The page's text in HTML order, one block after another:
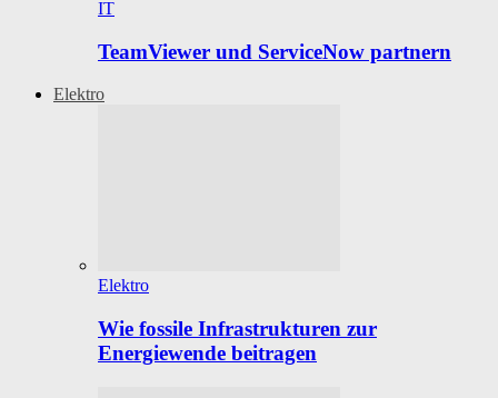
IT
TeamViewer und ServiceNow partnern
Elektro
Elektro
Wie fossile Infrastrukturen zur
Energiewende beitragen